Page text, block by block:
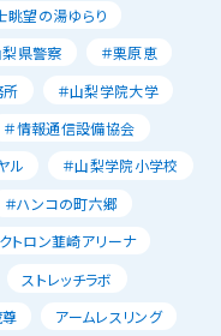
眺望の湯ゆらり
梨県警察
＃栗原恵
所
＃山梨学院大学
＃情報通信設備協会
ル
＃山梨学院小学校
＃ハンコの町六郷
トロン韮崎アリーナ
ストレッチラボ
アームレスリング